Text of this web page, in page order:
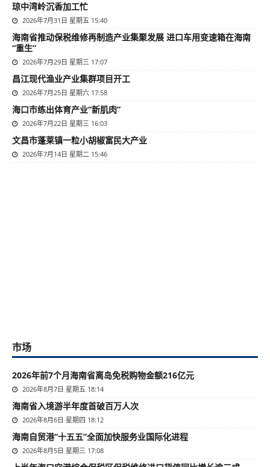
琼中湾岭沉香加工忙
2026年7月31日 星期五 15:40
海南省推动保税维修再制造产业集聚发展 进口车用变速箱在海南
“重生”
2026年7月29日 星期三 17:07
昌江现代渔业产业集群项目开工
2026年7月25日 星期六 17:58
海口市练出体育产业“新肌肉”
2026年7月22日 星期三 16:03
文昌市蓬莱镇一粒小胡椒富民大产业
2026年7月14日 星期二 15:46
市场
2026年前7个月海南省离岛免税购物金额216亿元
2026年8月7日 星期五 18:14
海南省入境游半年度首破百万人次
2026年8月6日 星期四 18:12
海南自贸港“十五五”全面加快服务业国际化进程
2026年8月5日 星期三 17:08